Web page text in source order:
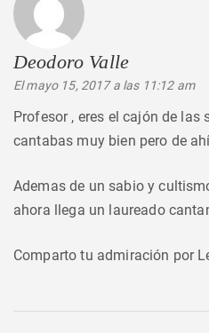
Deodoro Valle
El mayo 15, 2017 a las 11:12 am
Profesor , eres el cajón de las
cantabas muy bien pero de ahí
Ademas de un sabio y
ahora llega un laureado
Comparto tu admiración por